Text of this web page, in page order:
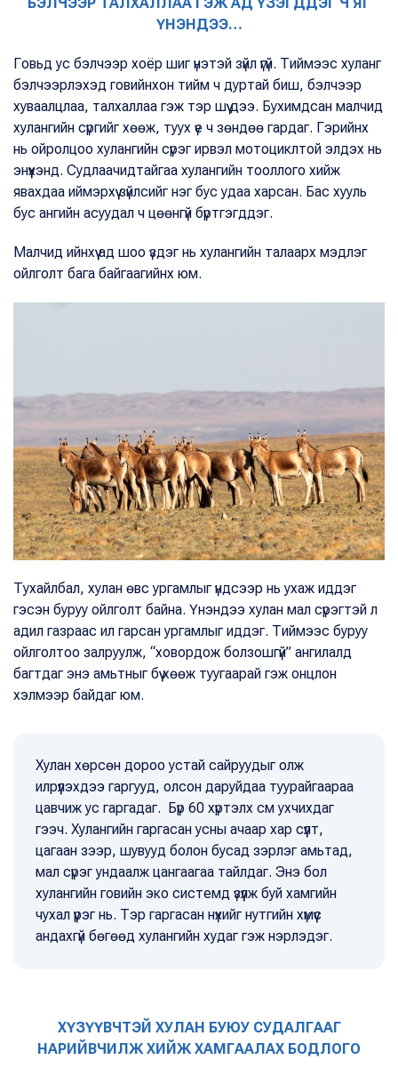
БЭЛЧЭЭР ТАЛХАЛЛАА ГЭЖ АД ҮЗЭГДДЭГ Ч ЯГ
ҮНЭНДЭЭ…
Говьд ус бэлчээр хоёр шиг үнэтэй зүйл үгүй. Тиймээс хуланг
бэлчээрлэхэд говийнхон тийм ч дуртай биш, бэлчээр
хуваалцлаа, талхаллаа гэж тэр шүү дээ. Бухимдсан малчид
хулангийн сүргийг хөөж, туух үе ч зөндөө гардаг. Гэрийнх
нь ойролцоо хулангийн сүрэг ирвэл мотоциклтой элдэх нь
энүүхэнд. Судлаачидтайгаа хулангийн тооллого хийж
явахдаа иймэрхүү зүйлсийг нэг бус удаа харсан. Бас хууль
бус ангийн асуудал ч цөөнгүй бүртгэгддэг.
Малчид ийнхүү ад шоо үздэг нь хулангийн талаарх мэдлэг
ойлголт бага байгаагийнх юм.
Тухайлбал, хулан өвс ургамлыг үндсээр нь ухаж иддэг
гэсэн буруу ойлголт байна. Үнэндээ хулан мал сүрэгтэй л
адил газраас ил гарсан ургамлыг иддэг. Тиймээс буруу
ойлголтоо залруулж, “ховордож болзошгүй” ангилалд
багтдаг энэ амьтныг бүү хөөж туугаарай гэж онцлон
хэлмээр байдаг юм.
Хулан хөрсөн дороо устай сайруудыг олж
илрүүлэхдээ гаргууд, олсон даруйдаа туурайгаараа
цавчиж ус гаргадаг. Бүр 60 хүртэлх см ухчихдаг
гээч. Хулангийн гаргасан усны ачаар хар сүүлт,
цагаан зээр, шувууд болон бусад зэрлэг амьтад,
мал сүрэг ундаалж цангаагаа тайлдаг. Энэ бол
хулангийн говийн эко системд үзүүлж буй хамгийн
чухал үүрэг нь. Тэр гаргасан нүхийг нутгийн хүмүүс
андахгүй бөгөөд хулангийн худаг гэж нэрлэдэг.
ХҮЗҮҮВЧТЭЙ ХУЛАН БУЮУ СУДАЛГААГ
НАРИЙВЧИЛЖ ХИЙЖ ХАМГААЛАХ БОДЛОГО